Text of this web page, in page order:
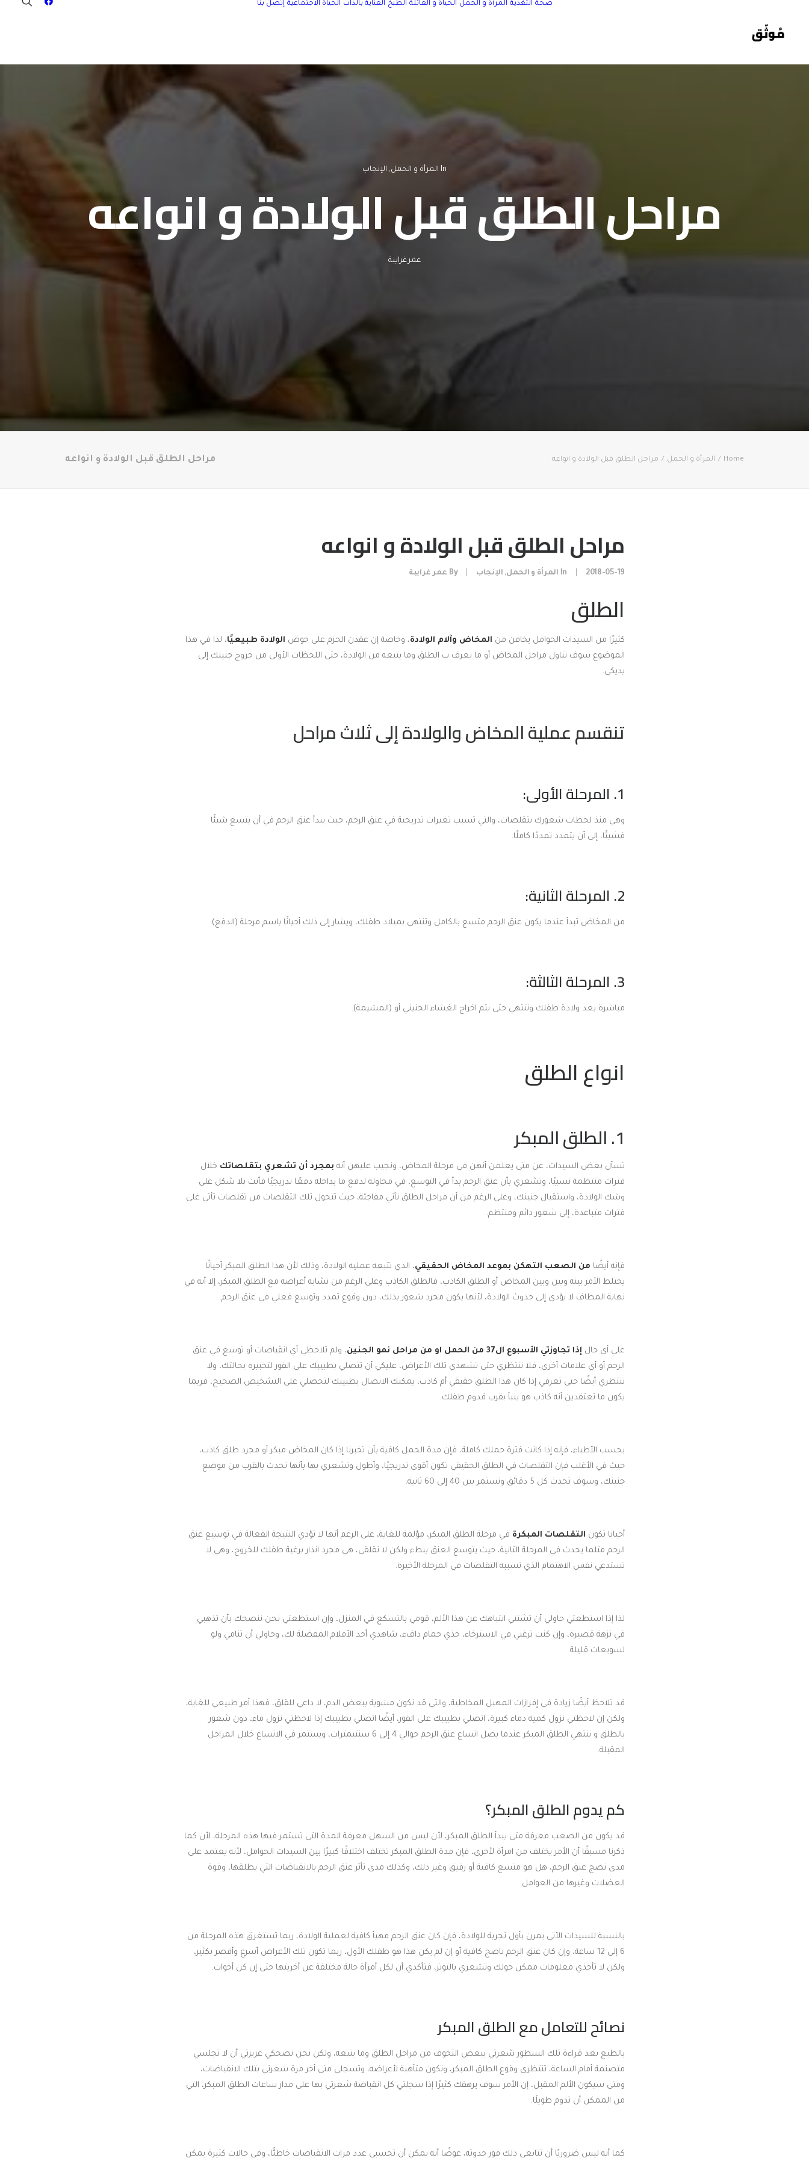
صحة التغذية المرأة و الحمل الحياة و العائلة الطبخ العناية بالذات الحياة الاجتماعية إتصل بنا
In المرأة و الحمل, الإنجاب
مراحل الطلق قبل الولادة و انواعه
عمر غرايبة
مراحل الطلق قبل الولادة و انواعه Home المرأة و الحمل مراحل الطلق قبل الولادة و انواعه
مراحل الطلق قبل الولادة و انواعه
2018-05-19
In المرأة و الحمل, الإنجاب By عمر غرايبة
الطلق
كثيرًا من السيدات الحوامل يخافن من المخاض وآلام الولادة، وخاصة إن عقدن الحزم على خوض الولادة طبيعيًا، لذا في هذا
الموضوع سوف تناول مراحل المخاض أو ما يعرف ب الطلق وما يتبعه من الولادة، حتى اللحظات الأولى من خروج جنينك إلى
يديكي.
تنقسم عملية المخاض والولادة إلى ثلاث مراحل
1. المرحلة الأولى:
وهي منذ لحظات شعورك بتقلصات، والتي تسبب تغيرات تدريجية في عنق الرحم، حيث يبدأ عنق الرحم في أن يتسع شيئًا
فشيئًا، إلى أن يتمدد تمددًا كاملًا.
2. المرحلة الثانية:
من المخاض تبدأ عندما يكون عنق الرحم متسع بالكامل وتنتهي بميلاد طفلك، ويشار إلى ذلك أحيانًا باسم مرحلة (الدفع).
3. المرحلة الثالثة:
مباشرة بعد ولادة طفلك وتنتهي حتى يتم اخراج الغشاء الجنيني أو (المشيمة).
انواع الطلق
1. الطلق المبكر
تسأل بعض السيدات، عن متى يعلمن أنهن في مرحلة المخاض، ونجيب عليهن أنه بمجرد أن تشعري بتقلصاتك خلال
فترات منتظمة نسبيًا، وتشعري بأن عنق الرحم بدأ في التوسع، في محاولة لدفع ما بداخله دفعًا تدريجيًا فأنت بلا شكل على
وشك الولادة، واستقبال جنينك، وعلى الرغم من أن مراحل الطلق تأتي مفاجئة، حيث تتحول تلك التقلصات من تقلصات تأتي غلى
فترات متباعدة، إلى شعور دائم ومنتظم.
فإنه أيضًا من الصعب التهكن بموعد المخاض الحقيقي، الذي تتبعه عمليه الولادة، وذلك لأن هذا الطلق المبكر أحيانًا
يختلط الأمر بينه وبين وبين المخاض أو الطلق الكاذب، فالطلق الكاذب وعلى الرغم من تشابه أعراضه مع الطلق المبكر، إلا أنه في
نهاية المطاف لا يؤدي إلى حدوث الولادة، لأنها يكون مجرد شعور بذلك، دون وقوع تمدد وتوسع فعلي في عنق الرحم.
علي أي حال إذا تجاوزتي الأسبوع ال37 من الحمل او من مراحل نمو الجنين، ولم تلاحظي أي انقباضات أو توسع في عنق
الرحم أو أي علامات أخرى، فلا تنتظري حتى تشهدي تلك الأعراض، عليكي أن تتصلي بطبيبك على الفور لتخبيره بحالتك، ولا
تنتظري أيضًا حتى تعرفي إذا كان هذا الطلق حقيقي أم كاذب، يمكنك الاتصال بطبيبك لتحصلي على التشخيص الصحيح، فربما
يكون ما تعتقدين أنه كاذب هو ينبأ بقرب قدوم طفلك.
بحسب الأطباء، فإنه إذا كانت فترة حملك كاملة، فإن مدة الحمل كافية بأن تخبرنا إذا كان المخاض مبكر أو مجرد طلق كاذب،
حيث في الأغلب فإن التقلصات في الطلق الحقيقي تكون أقوى تدريجيًا، وأطول وتشعري بها بأنها تحدث بالقرب من موضع
جنينك، وسوف تحدث كل 5 دقائق وتستمر بين 40 إلى 60 ثانية.
أحيانا تكون التقلصات المبكرة في مرحلة الطلق المبكر، مؤلمة للغاية، على الرغم أنها لا تؤدي النتيجة الفعالة في توسيع عنق
الرحم مثلما يحدث في المرحلة الثانية، حيث يتوسع العنق ببطء ولكن لا تقلقي، هي مجرد انذار برغبة طفلك للخروج، وهي لا
تستدعي نفس الاهتمام الذي تسببه التقلصات في المرحلة الأخيرة.
لذا إذا استطعتي حاولي أن تشتتي انتباهك عن هذا الألم، قومي بالتسكع في المنزل، وإن استطعتي نحن ننصحك بأن تذهبي
في نزهة قصيرة، وإن كنت ترغبي في الاسترخاء، خذي حمام دافء، شاهدي أحد الأفلام المفضلة لك، وحاولي أن تنامي ولو
لسويعات قليلة.
قد تلاحظ أيضًا زيادة في إفرازات المهبل المخاطية، والتي قد تكون مشوبة ببعض الدم، لا داعي للقلق، فهذا أمر طبيعي للغاية،
ولكن إن لاحظتي نزول كمية دماء كبيرة، اتصلي بطبيبك على الفور، أيضًا اتصلي بطبيبك إذا لاحظتي نزول ماء، دون شعور
بالطلق و ينتهي الطلق المبكر عندما يصل اتساع عنق الرحم حوالي 4 إلى 6 سنتيمترات، ويستمر في الاتساع خلال المراحل
المقبلة.
كم يدوم الطلق المبكر؟
قد يكون من الصعب معرفة متى يبدأ الطلق المبكر، لأن ليس من السهل معرفة المدة التي تستمر فيها هذه المرحلة، لأن كما
ذكرنا مسبقًا أن الأمر يختلف من امرأة لأخرى، فإن مدة الطلق المبكر تختلف اختلافًا كبيرًا بين السيدات الحوامل، لأنه يعتمد على
مدى نصج عنق الرحم، هل هو متسع كافية أو رقيق وغير ذلك، وكذلك مدى تأثر عنق الرحم بالانقباضات التي يطلقها، وقوة
العضلات وغيرها من العوامل.
بالنسبة للسيدات الآتي يمرن بأول تجربة للولادة، فإن كان عنق الرحم مهيأ كافية لعملية الولادة، ربما تستغرق هذه المرحلة من
6 إلى 12 ساعة، وإن كان عنق الرحم ناصج كافية أو إن لم يكن هذا هو طفلك الأول، ربما تكون تلك الأعراض أسرع وأقصر بكثير،
ولكن لا تأخذي معلومات ممكن حولك وتشعري بالتوتر، فتأكدي أن لكل أمرأة حالة مختلفة عن أخريتها حتى إن كن أخوات.
نصائح للتعامل مع الطلق المبكر
بالطبع بعد قراءة تلك السطور شعرتي ببعض التخوف من مراحل الطلق وما يتبعه، ولكن نحن نصحكي عزيزتي أن لا تجلسي
متصنمة أمام الساعة، تنتظري وقوع الطلق المبكر، وتكون متأهبة لأعراضه، وتسجلي متى أخر مرة شعرتي بتلك الانقباضات،
ومتى سيكون الألم المقبل، إن الأمر سوف يرهقك كثيرًا إذا سجلتي كل انقباضة شعرتي بها على مدار ساعات الطلق المبكر، التي
من الممكن أن تدوم طويلًا.
كما أنه ليس ضروريًا أن تتابعي ذلك فور حدوثه، عوضًا أنه يمكن أن تحسبي عدد مرات الانقباضات خاطئًا، وفي حالات كثيرة يمكن